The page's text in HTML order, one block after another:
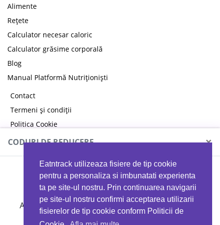
Eatntrack utilizeaza fisiere de tip cookie
pentru a personaliza si imbunatati experienta
ta pe site-ul nostru. Prin continuarea navigarii
pe site-ul nostru confirmi acceptarea utilizarii
fisierelor de tip cookie conform Politicii de
Alimente
Rețete
Calculator necesar caloric
Calculator grăsime corporală
Blog
Manual Platformă Nutriționiști
Contact
Termeni și condiții
Politica Cookie
Politica de confidențialitate
CODURI DE REDUCERE ×
MYPROTEIN
Ai 40%reducere la orice comandă folosind codul
EATTRACK